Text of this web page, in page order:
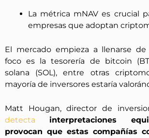
La métrica mNAV es crucial
empresas que adoptan
El mercado empieza a llenarse
foco es la tesorería de bitcoin
solana (SOL), entre otras
mayoría de inversores estaría
Matt Hougan, director de
detecta interpretaciones
provocan que estas compañías